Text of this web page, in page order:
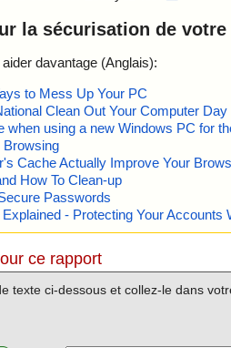
la sécurisation de votre
davantage (Anglais):
to Mess Up Your PC
Clean Out Your Computer
when using a new Windows PC for
Browsing
Cache Actually Improve Your
How To Clean-up
Passwords
- Protecting Your
ce rapport
texte ci-dessous et collez-le dans